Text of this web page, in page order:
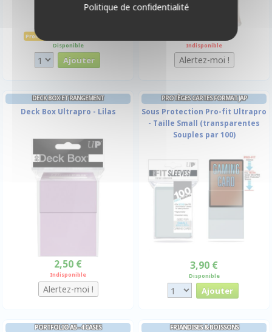
Promo -10%
Disponible Indisponible
DECK BOX ET RANGEMENT
Deck Box Ultrapro - Lilas
2,50 €
Indisponible
PROTÈGES CARTES FORMAT JAP
Sous Protection Pro-fit Ultrapro
- Taille Small (transparentes
Souples par 100)
3,90 €
Disponible
PORTFOLIO A5 - 4 CASES FRIANDISES & BOISSONS
Politique de confidentialité